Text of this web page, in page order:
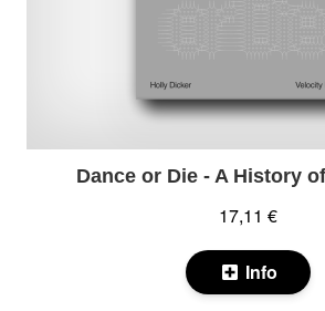
Dance or Die - A History
17,11 €
Info